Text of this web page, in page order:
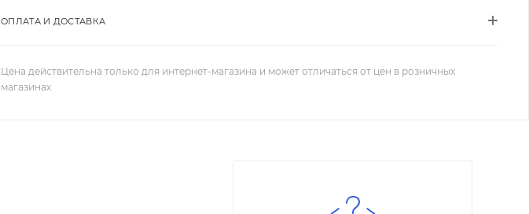
ОПЛАТА И ДОСТАВКА
Цена действительна только для интернет-магазина и может отличаться от цен в розничных
магазинах